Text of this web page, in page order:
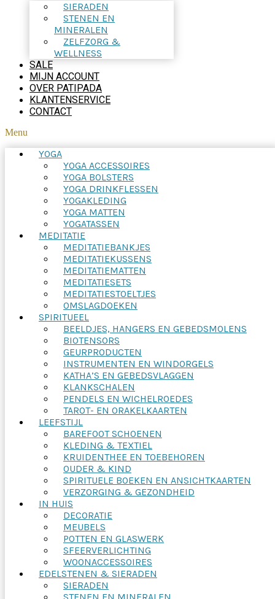
SIERADEN
STENEN EN
MINERALEN
ZELFZORG &
WELLNESS
SALE
MIJN ACCOUNT
OVER PATIPADA
KLANTENSERVICE
CONTACT
Menu
YOGA
YOGA ACCESSOIRES
YOGA BOLSTERS
YOGA DRINKFLESSEN
YOGAKLEDING
YOGA MATTEN
YOGATASSEN
MEDITATIE
MEDITATIEBANKJES
MEDITATIEKUSSENS
MEDITATIEMATTEN
MEDITATIESETS
MEDITATIESTOELTJES
OMSLAGDOEKEN
SPIRITUEEL
BEELDJES, HANGERS EN GEBEDSMOLENS
BIOTENSORS
GEURPRODUCTEN
INSTRUMENTEN EN WINDORGELS
KATHA’S EN GEBEDSVLAGGEN
KLANKSCHALEN
PENDELS EN WICHELROEDES
TAROT- EN ORAKELKAARTEN
LEEFSTIJL
BAREFOOT SCHOENEN
KLEDING & TEXTIEL
KRUIDENTHEE EN TOEBEHOREN
OUDER & KIND
SPIRITUELE BOEKEN EN ANSICHTKAARTEN
VERZORGING & GEZONDHEID
IN HUIS
DECORATIE
MEUBELS
POTTEN EN GLASWERK
SFEERVERLICHTING
WOONACCESSOIRES
EDELSTENEN & SIERADEN
SIERADEN